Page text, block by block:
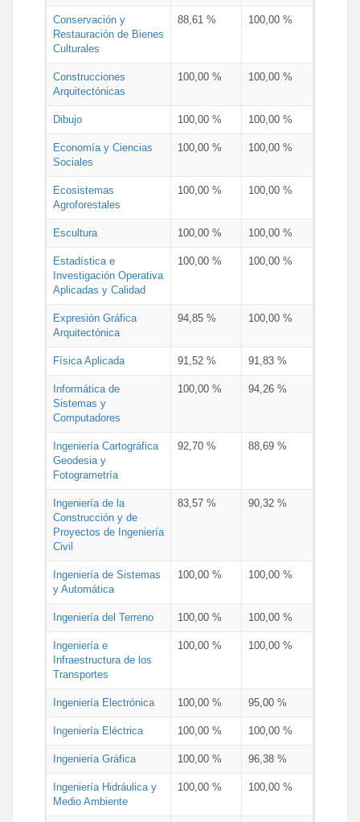
Conservación y
Restauración de Bienes
Culturales
88,61 % 100,00 %
Construcciones
Arquitectónicas
100,00 % 100,00 %
Dibujo 100,00 % 100,00 %
Economía y Ciencias
Sociales
100,00 % 100,00 %
Ecosistemas
Agroforestales
100,00 % 100,00 %
Escultura 100,00 % 100,00 %
Estadística e
Investigación Operativa
Aplicadas y Calidad
100,00 % 100,00 %
Expresión Gráfica
Arquitectónica
94,85 % 100,00 %
Física Aplicada 91,52 % 91,83 %
Informática de
Sistemas y
Computadores
100,00 % 94,26 %
Ingeniería Cartográfica
Geodesia y
Fotogrametría
92,70 % 88,69 %
Ingeniería de la
Construcción y de
Proyectos de Ingeniería
Civil
83,57 % 90,32 %
Ingeniería de Sistemas
y Automática
100,00 % 100,00 %
Ingeniería del Terreno 100,00 % 100,00 %
Ingeniería e
Infraestructura de los
Transportes
100,00 % 100,00 %
Ingeniería Electrónica 100,00 % 95,00 %
Ingeniería Eléctrica 100,00 % 100,00 %
Ingeniería Gráfica 100,00 % 96,38 %
Ingeniería Hidráulica y
Medio Ambiente
100,00 % 100,00 %